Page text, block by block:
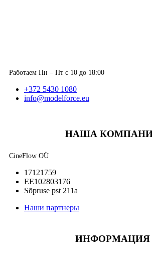
Работаем Пн – Пт с 10 до 18:00
+372 5430 1080
info@modelforce.eu
НАША
CineFlow OÜ
17121759
EE102803176
Sõpruse pst 211a
Наши партнеры
ИНФОРМАЦИЯ